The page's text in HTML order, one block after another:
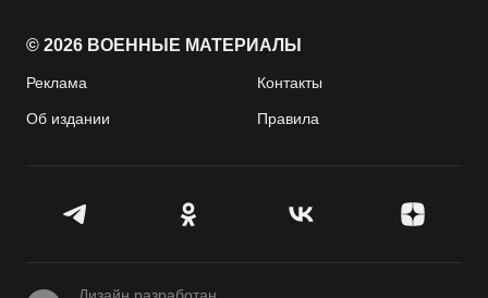
© 2026 ВОЕННЫЕ МАТЕРИАЛЫ
Реклама Контакты
Об издании Правила